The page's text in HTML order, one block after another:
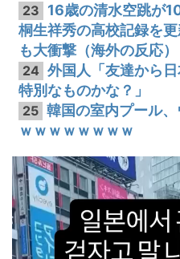
23 16歳の清水空跳が
桐生祥秀の高校記録を
も大衝撃（海外の反応）
24 外国人「友達から
特別なものかな？」
25 韓国の室内プール
ｗｗｗｗｗｗｗｗ
動
画
プ
レ
ー
ヤ